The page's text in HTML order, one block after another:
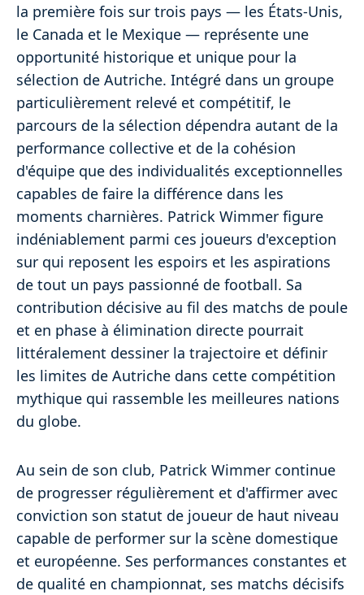
la première fois sur trois pays — les États-Unis,
le Canada et le Mexique — représente une
opportunité historique et unique pour la
sélection de Autriche. Intégré dans un groupe
particulièrement relevé et compétitif, le
parcours de la sélection dépendra autant de la
performance collective et de la cohésion
d'équipe que des individualités exceptionnelles
capables de faire la différence dans les
moments charnières. Patrick Wimmer figure
indéniablement parmi ces joueurs d'exception
sur qui reposent les espoirs et les aspirations
de tout un pays passionné de football. Sa
contribution décisive au fil des matchs de poule
et en phase à élimination directe pourrait
littéralement dessiner la trajectoire et définir
les limites de Autriche dans cette compétition
mythique qui rassemble les meilleures nations
du globe.
Au sein de son club, Patrick Wimmer continue
de progresser régulièrement et d'affirmer avec
conviction son statut de joueur de haut niveau
capable de performer sur la scène domestique
et européenne. Ses performances constantes et
de qualité en championnat, ses matchs décisifs